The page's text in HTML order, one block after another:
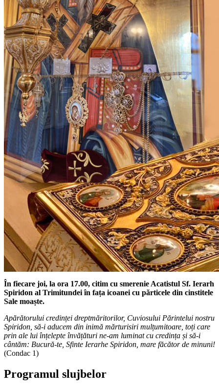
În fiecare joi, la ora 17.00, citim cu smerenie Acatistul Sf. Ierarh
Spiridon al Trimitundei în fața icoanei cu părticele din cinstitele
Sale moaște.
Apărătorului credinței dreptmăritorilor, Cuviosului Părintelui nostru
Spiridon, să-i aducem din inimă mărturisiri mulțumitoare, toți care
prin ale lui înțelepte învățături ne-am luminat cu credința și să-i
cântăm: Bucură-te, Sfinte Ierarhe Spiridon, mare făcător de minuni!
(Condac 1)
Programul slujbelor